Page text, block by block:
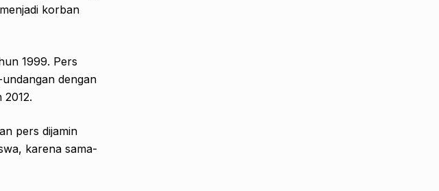
korban
1999. Pers
dengan
pers dijamin
karena sama-